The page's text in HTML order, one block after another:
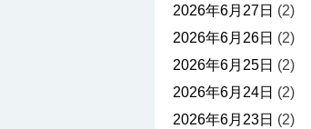
2026年6月27日 (2)
2026年6月26日 (2)
2026年6月25日 (2)
2026年6月24日 (2)
2026年6月23日 (2)